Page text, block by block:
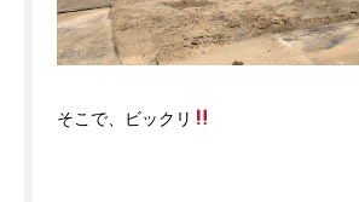
そこで、ビックリ